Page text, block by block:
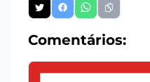
Comentários: